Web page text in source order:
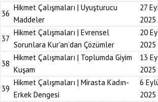
36
Hikmet Çalışmaları | Uyuşturucu
Maddeler
27
2025
37
Hikmet Çalışmaları | Evrensel
Sorunlara Kur’an’dan Çözümler
20
2025
38
Hikmet Çalışmaları | Toplumda Giyim
Kuşam
13
2025
39
Hikmet Çalışmaları | Mirasta Kadın-
Erkek Dengesi
6
2025